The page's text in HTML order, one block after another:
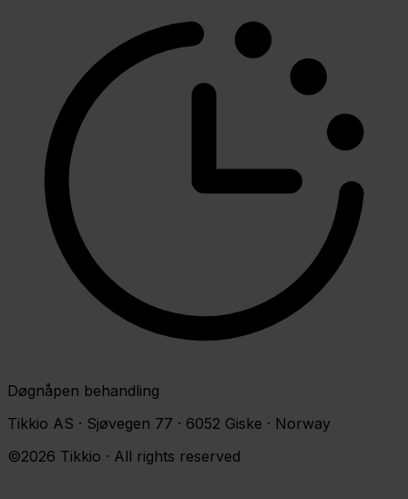
Døgnåpen behandling
Tikkio AS · Sjøvegen 77 · 6052 Giske · Norway
©2026 Tikkio · All rights reserved